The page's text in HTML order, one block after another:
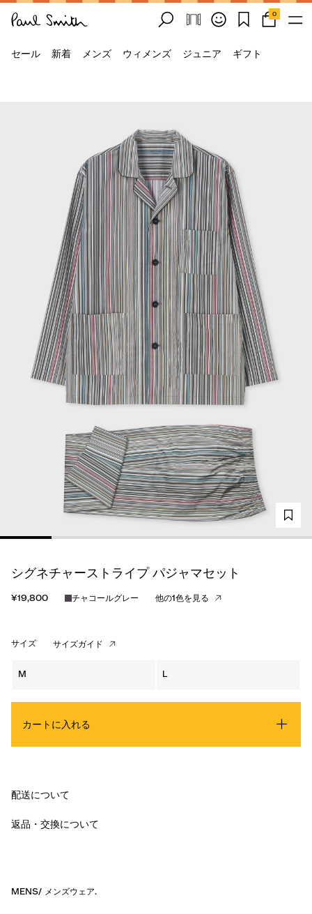
0
セール 新着 メンズ ウィメンズ ジュニア ギフト
シグネチャーストライプ パジャマセット
¥19,800 チャコールグレー 他の1色を見る
サイズ サイズガイド
M L
カートに入れる
配送について
返品・交換について
MENS/ メンズウェア.